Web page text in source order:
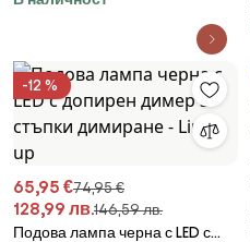
-12 %
65,95 €74,95 €
128,99 лв.146,59 лв.
Подова лампа черна с LED с